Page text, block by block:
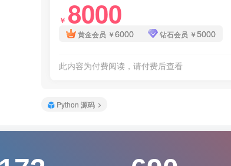
￥ 8000
黄金会员 ￥6000 钻石会员 ￥5000
此内容为付费阅读，请付费后查看
Python 源码